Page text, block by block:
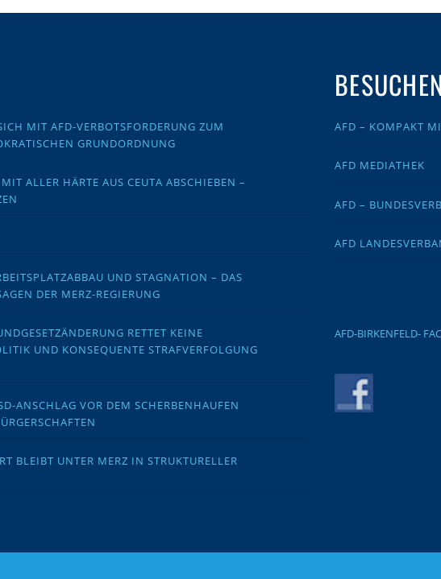
MIT AFD-VERBOTSFORDERUNG ZUM
GRUNDORDNUNG
ALLER HÄRTE AUS CEUTA ABSCHIEBEN –
UND STAGNATION – DAS
DER MERZ-REGIERUNG
RETTET KEINE
UND KONSEQUENTE STRAFVERFOLGUNG
ANSCHLAG VOR DEM SCHERBENHAUFEN
BLEIBT UNTER MERZ IN STRUKTURELLER
AFD – KOMPAKT
AFD MEDIATHEK
AFD –
AFD
AFD-BIRKENFELD-